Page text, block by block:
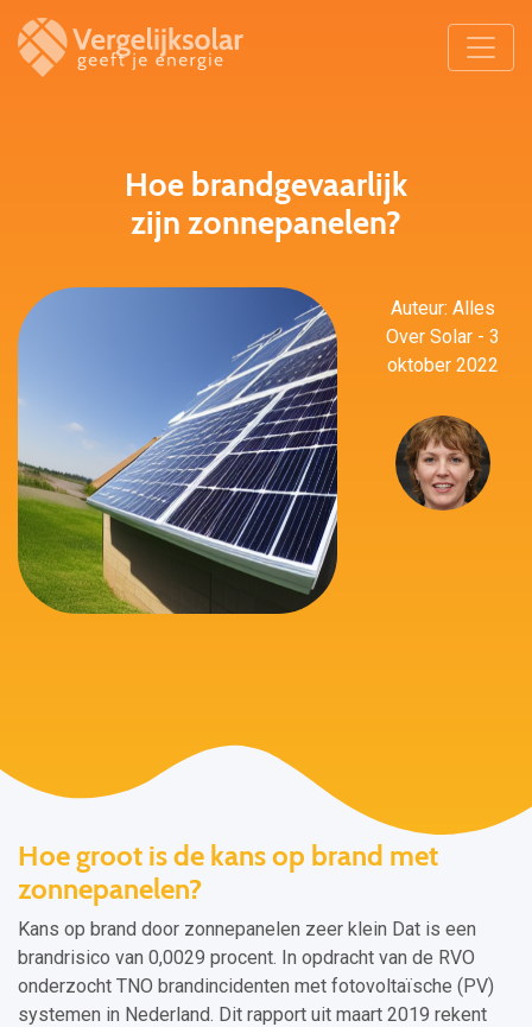
Hoe brandgevaarlijk
zijn zonnepanelen?
Auteur: Alles
Over Solar - 3
oktober 2022
Hoe groot is de kans op brand met
zonnepanelen?
Kans op brand door zonnepanelen zeer klein Dat is een
brandrisico van 0,0029 procent. In opdracht van de RVO
onderzocht TNO brandincidenten met fotovoltaïsche (PV)
systemen in Nederland. Dit rapport uit maart 2019 rekent